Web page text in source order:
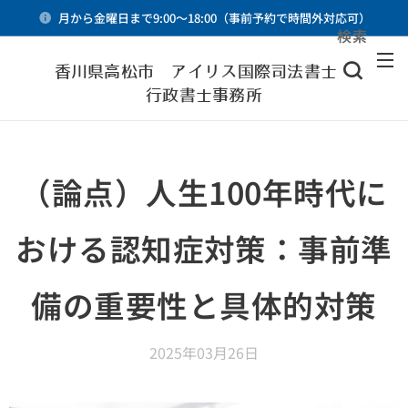
月から金曜日まで9:00～18:00（事前予約で時間外対応可）
香川県高松市 アイリス国際司法書士・
行政書士事務所
検索
（論点）人生100年時代に
おける認知症対策：事前準
備の重要性と具体的対策
2025年03月26日